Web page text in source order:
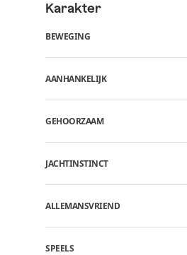
Karakter
BEWEGING
AANHANKELIJK
GEHOORZAAM
JACHTINSTINCT
ALLEMANSVRIEND
SPEELS